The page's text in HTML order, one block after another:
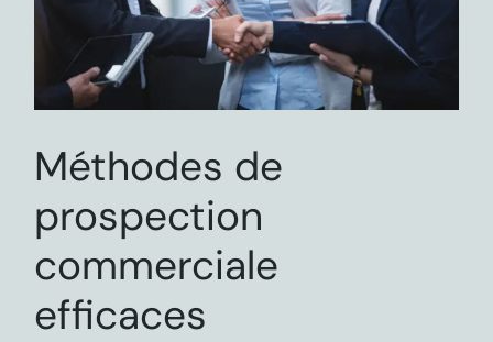
Méthodes de
prospection
commerciale
efficaces